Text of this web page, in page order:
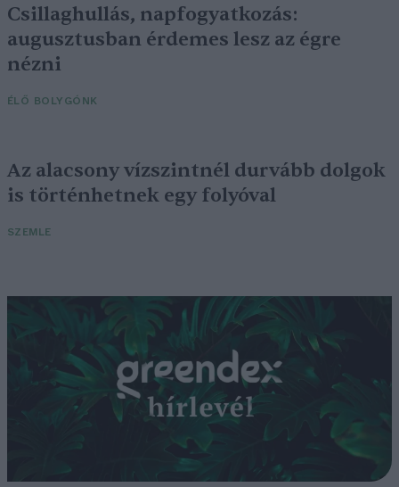
Csillaghullás, napfogyatkozás:
augusztusban érdemes lesz az égre
nézni
ÉLŐ BOLYGÓNK
Az alacsony vízszintnél durvább dolgok
is történhetnek egy folyóval
SZEMLE